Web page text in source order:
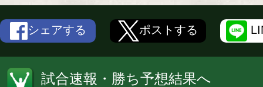
シェアする ポストする
試合速報・勝ち予想結果へ